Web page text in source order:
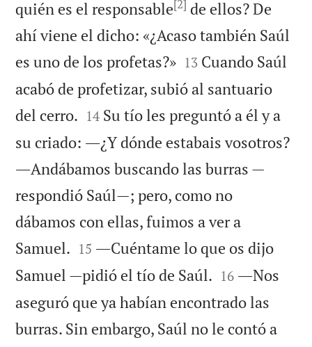
quién es el responsable[2] de ellos? De
ahí viene el dicho: «¿Acaso también Saúl
es uno de los profetas?»
13 Cuando Saúl
acabó de profetizar, subió al santuario
del cerro. 

14 Su tío les preguntó a él y a
su criado: ―¿Y dónde estabais vosotros?
―Andábamos buscando las burras —
respondió Saúl—; pero, como no
dábamos con ellas, fuimos a ver a
Samuel. 

15 ―Cuéntame lo que os dijo
Samuel —pidió el tío de Saúl. 

16 ―Nos
aseguró que ya habían encontrado las
burras. Sin embargo, Saúl no le contó a